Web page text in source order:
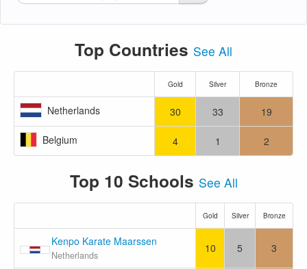
Top Countries See All
Gold Silver Bronze
Netherlands 30 33 19
Belgium 4 1 2
Top 10 Schools See All
Gold Silver Bronze
Kenpo Karate Maarssen
Netherlands
10 5 3